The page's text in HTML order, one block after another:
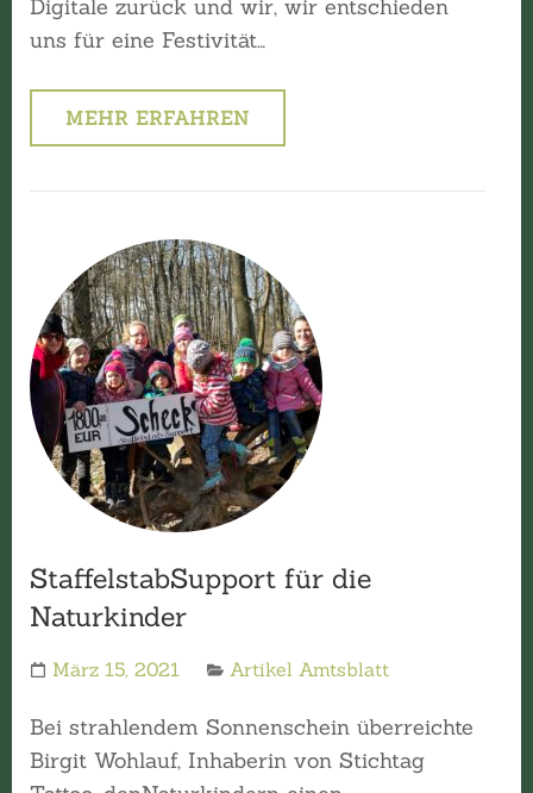
Digitale zurück und wir, wir entschieden
uns für eine Festivität…
MEHR ERFAHREN
StaffelstabSupport für die
Naturkinder
März 15, 2021 Artikel Amtsblatt
Bei strahlendem Sonnenschein überreichte
Birgit Wohlauf, Inhaberin von Stichtag